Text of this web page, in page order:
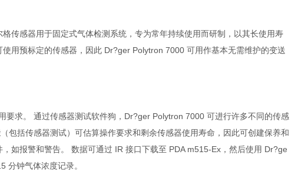
传感器用于固定式气体检测系统，专为常年持续使用而研制，以其长使用寿
用预标定的传感器，因此 Dr?ger Polytron 7000 可用作基本无需维护的变送
求。 通过传感器测试软件狗，Dr?ger Polytron 7000 可进行许多不同的传感
包括传感器测试）可估算操作要求和剩余传感器使用寿命，因此可创建保养和
如报警和警告。 数据可通过 IR 接口下载至 PDA m515-Ex，然后使用 Dr?ge
分钟气体浓度记录。